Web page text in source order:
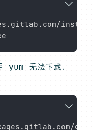
yum 无法下载，